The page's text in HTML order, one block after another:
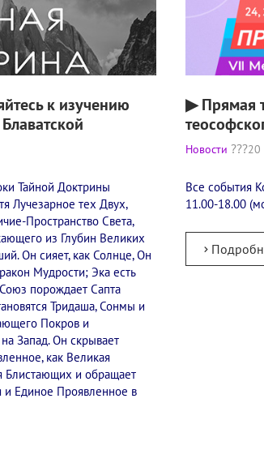
к изучению
Тайной Доктрины
Лучезарное тех Двух,
Пространство Света,
из Глубин Великих
Он сияет, как Солнце, Он
Мудрости; Эка есть
порождает Сапта
Тридаша, Сонмы и
Покров и
Запад. Он скрывает
как Великая
Блистающих и обращает
Единое Проявленное в
▶ Прямая
Новости 20
Все события
11.00-18.00